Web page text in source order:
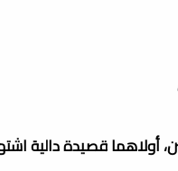
أولاهما قصيدة دالية